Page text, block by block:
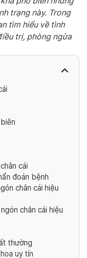
trạng này. Trong
tìm hiểu về tình
trị, phòng ngừa
cái
đoán bệnh
chân cái hiệu
chân cái hiệu
thường
uy tín